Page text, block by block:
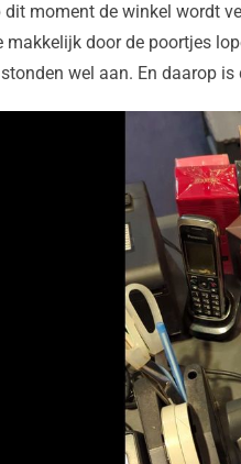
dit moment de winkel wordt
makkelijk door de poortjes
wel aan. En daarop